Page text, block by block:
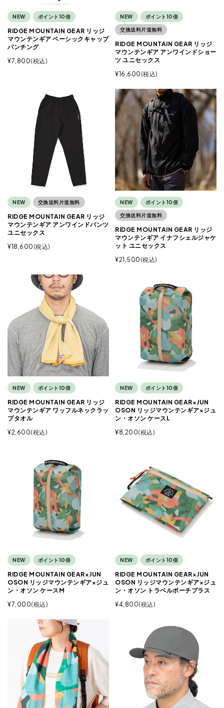
NEW ポイント10倍
RIDGE MOUNTAIN GEAR リッジ
マウンテンギア ベーシックキャップ
パンチング
¥7,800 税込
NEW ポイント10倍
交換送料片道無料
RIDGE MOUNTAIN GEAR リッジ
マウンテンギア アンワインドショー
ツ ユニセックス
¥16,600 税込
NEW 交換送料片道無料
RIDGE MOUNTAIN GEAR リッジ
マウンテンギア アンワインドパンツ
ユニセックス
¥18,600 税込
NEW ポイント10倍
交換送料片道無料
RIDGE MOUNTAIN GEAR リッジ
マウンテンギア イナフシェルジャケ
ット ユニセックス
¥21,500 税込
NEW ポイント10倍
RIDGE MOUNTAIN GEAR リッジ
マウンテンギア ワッフルネックラッ
プタオル
¥2,600 税込
NEW ポイント10倍
RIDGE MOUNTAIN GEAR×JUN
OSON リッジマウンテンギア×ジュ
ン・オソン ケースL
¥8,200 税込
NEW ポイント10倍
RIDGE MOUNTAIN GEAR×JUN
OSON リッジマウンテンギア×ジュ
ン・オソン ケースM
¥7,000 税込
NEW ポイント10倍
RIDGE MOUNTAIN GEAR×JUN
OSON リッジマウンテンギア×ジュ
ン・オソン トラベルポーチプラス
¥4,800 税込